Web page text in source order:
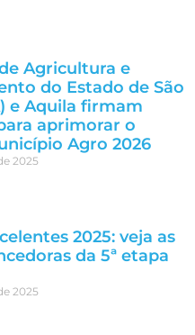
Agricultura e
do Estado de São
e Aquila firmam
aprimorar o
Agro 2026
2025
2025: veja as
da 5ª etapa
2025